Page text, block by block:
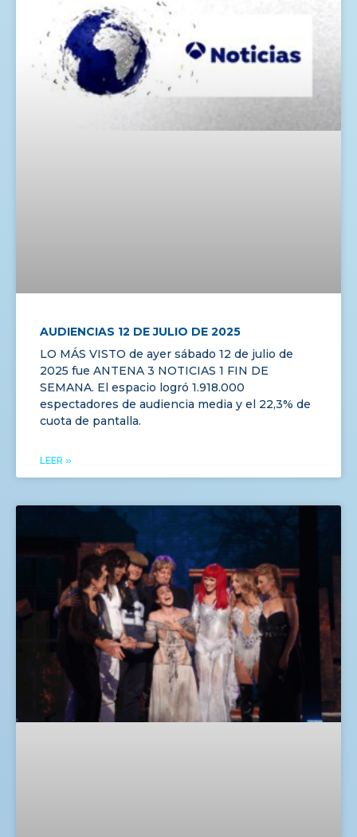
AUDIENCIAS 12 DE JULIO DE 2025
LO MÁS VISTO de ayer sábado 12 de julio de
2025 fue ANTENA 3 NOTICIAS 1 FIN DE
SEMANA. El espacio logró 1.918.000
espectadores de audiencia media y el 22,3% de
cuota de pantalla.
LEER »